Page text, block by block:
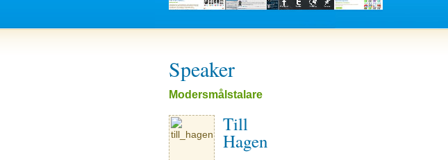
Speaker
Modersmålstalare
Till
Hagen